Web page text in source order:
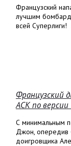
Французский
лучшим
всей Суперлиги!
Французский
АСК по
С минимальным
Джон, опередив
доигровщика